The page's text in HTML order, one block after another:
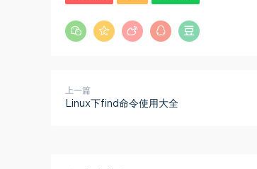
上一篇
Linux下find命令使用大全